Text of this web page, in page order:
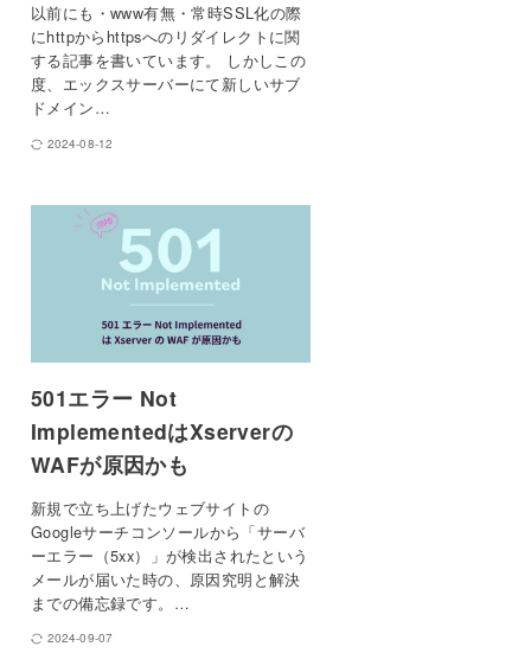
以前にも・www有無・常時SSL化の際
にhttpからhttpsへのリダイレクトに関
する記事を書いています。 しかしこの
度、エックスサーバーにて新しいサブ
ドメイン…
2024-08-12
501エラー Not
ImplementedはXserverの
WAFが原因かも
新規で立ち上げたウェブサイトの
Googleサーチコンソールから「サーバ
ーエラー（5xx）」が検出されたという
メールが届いた時の、原因究明と解決
までの備忘録です。…
2024-09-07